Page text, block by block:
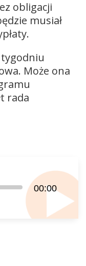
obligacji
musiał
Może ona
rada
00:00